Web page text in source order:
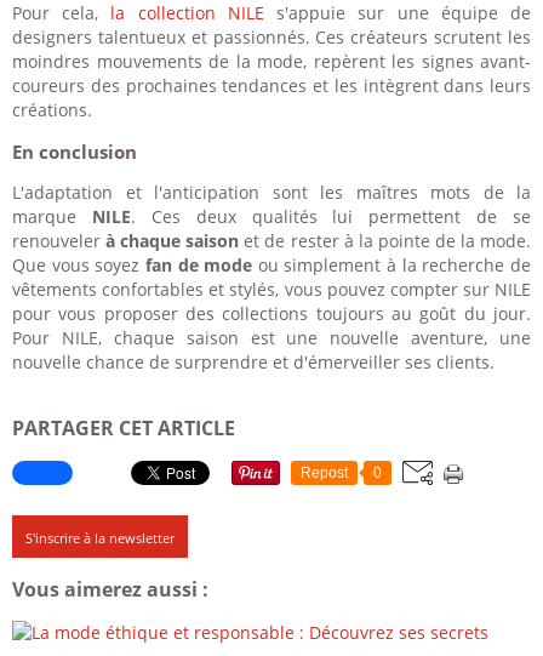
Pour cela, la collection NILE s'appuie sur une équipe de
designers talentueux et passionnés. Ces créateurs scrutent les
moindres mouvements de la mode, repèrent les signes avant-
coureurs des prochaines tendances et les intègrent dans leurs
créations.
En conclusion
L'adaptation et l'anticipation sont les maîtres mots de la
marque NILE. Ces deux qualités lui permettent de se
renouvelerà chaque saison et de rester à la pointe de la mode.
Que vous soyez fan de mode ou simplement à la recherche de
vêtements confortables et stylés, vous pouvez compter sur NILE
pour vous proposer des collections toujours au goût du jour.
Pour NILE, chaque saison est une nouvelle aventure, une
nouvelle chance de surprendre et d'émerveiller ses clients.
PARTAGER CET ARTICLE
Repost 0
S'inscrire à la newsletter
Vous aimerez aussi :